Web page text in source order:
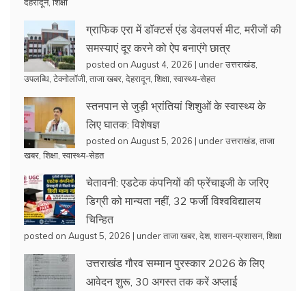
ग्राफिक एरा में डॉक्टर्स एंड डेवलपर्स मीट, मरीजों की
समस्याएं दूर करने को ऐप बनाएंगे छात्र
posted on August 4, 2026 | underउत्तराखंड
उपलब्धि टेक्नोलॉजी ताजा खबर देहरादून, शिक्षा स्वास्थ्य-सेहत
स्तनपान से जुड़ी भ्रांतियां शिशुओं के स्वास्थ्य के
लिए घातक: विशेषज्ञ
posted on August 5, 2026 | underउत्तराखंड ताजा
खबर शिक्षा स्वास्थ्य-सेहत
चेतावनी: एडटेक कंपनियों की फ्रेंचाइजी के जरिए
डिग्री को मान्यता नहीं, 32 फर्जी विश्वविद्यालय
चिन्हित
posted on August 5, 2026 | underताजा खबर देश, शासन-प्रशासन, शिक्षा
उत्तराखंड गौरव सम्मान पुरस्कार 2026 के लिए
आवेदन शुरू, 30 अगस्त तक करें अप्लाई